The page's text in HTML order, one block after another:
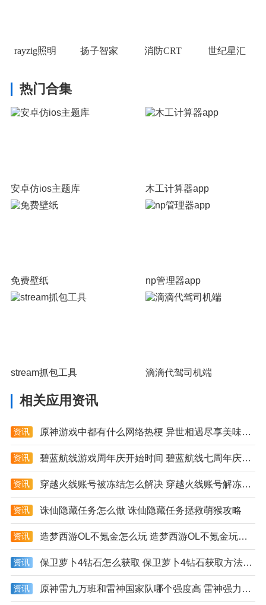
rayzig照明 扬子智家 消防CRT 世纪星汇
热门合集
安卓仿ios主题库 木工计算器app
免费壁纸 np管理器app
stream抓包工具 滴滴代驾司机端
相关应用资讯
资讯 原神游戏中都有什么网络热梗 异世相遇尽享美味是什么梗
资讯 碧蓝航线游戏周年庆开始时间 碧蓝航线七周年庆具体日期详解
资讯 穿越火线账号被冻结怎么解决 穿越火线账号解冻方法大全
资讯 诛仙隐藏任务怎么做 诛仙隐藏任务拯救萌猴攻略
资讯 造梦西游OL不氪金怎么玩 造梦西游OL不氪金玩法技巧分享
资讯 保卫萝卜4钻石怎么获取 保卫萝卜4钻石获取方法分享
资讯 原神雷九万班和雷神国家队哪个强度高 雷神强力队伍推荐